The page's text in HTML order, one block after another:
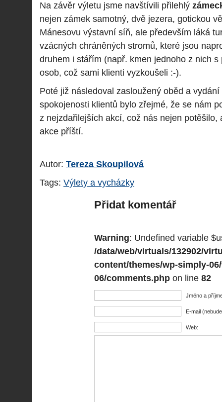
Na závěr výletu jsme navštívili přilehlý
nejen zámek samotný, dvě jezera, gotickou
Mánesovu výstavní síň, ale především láká
vzácných chráněných stromů, které jsou
druhem i stářím (např. kmen jednoho z nich
osob, což sami klienti vyzkoušeli :-).
Poté již následoval zasloužený oběd a
spokojenosti klientů bylo zřejmé, že se nám
z nejzdařilejších akcí, což nás nejen potěšilo,
akce příští.
Autor: Tereza Skoupilová
Tags: Výlety a vycházky
Přidat komentář
Warning: Undefined variable
/data/web/virtuals/132902/
content/themes/wp-simply-
06/comments.php on line 82
Jméno a
E-mail
Web: